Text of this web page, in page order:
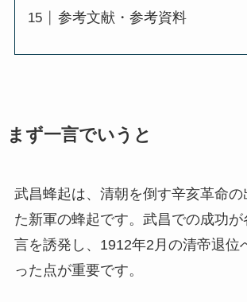
参考文献・参考資料
まず一言でいうと
武昌蜂起は、清朝を倒す辛亥革命の
た新軍の蜂起です。武昌での成功
言を誘発し、1912年2月の清帝退位
った点が重要です。